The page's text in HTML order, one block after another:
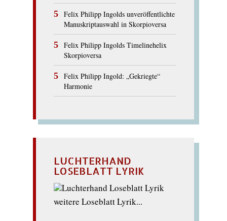
Felix Philipp Ingolds unveröffentlichte
Manuskriptauswahl in Skorpioversa
Felix Philipp Ingolds Timelinehelix
Skorpioversa
Felix Philipp Ingold: „Gekriegte“
Harmonie
LUCHTERHAND
LOSEBLATT LYRIK
weitere Loseblatt Lyrik...